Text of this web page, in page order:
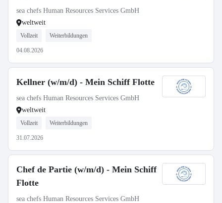
sea chefs Human Resources Services GmbH
weltweit
Vollzeit Weiterbildungen
04.08.2026
Kellner (w/m/d) - Mein Schiff Flotte
sea chefs Human Resources Services GmbH
weltweit
Vollzeit Weiterbildungen
31.07.2026
Chef de Partie (w/m/d) - Mein Schiff
Flotte
sea chefs Human Resources Services GmbH